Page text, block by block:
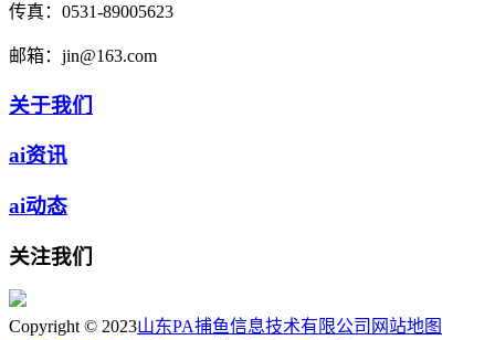
传真： 0531-89005623
邮箱： jin@163.com
关于我们
ai资讯
ai动态
关注我们
Copyright © 2023山东PA捕鱼信息技术有限公司 网站地图